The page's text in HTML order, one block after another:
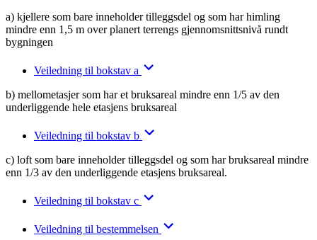
a) kjellere som bare inneholder tilleggsdel og som har himling
mindre enn 1,5 m over planert terrengs gjennomsnittsnivå rundt
bygningen
Veiledning til bokstav a
b) mellometasjer som har et bruksareal mindre enn 1/5 av den
underliggende hele etasjens bruksareal
Veiledning til bokstav b
c) loft som bare inneholder tilleggsdel og som har bruksareal mindre
enn 1/3 av den underliggende etasjens bruksareal.
Veiledning til bokstav c
Veiledning til bestemmelsen